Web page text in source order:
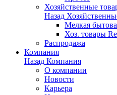
Хозяйственные
Назад
Мелкая
Хоз. товары
Распродажа
Компания
Назад Компания
О компании
Новости
Карьера